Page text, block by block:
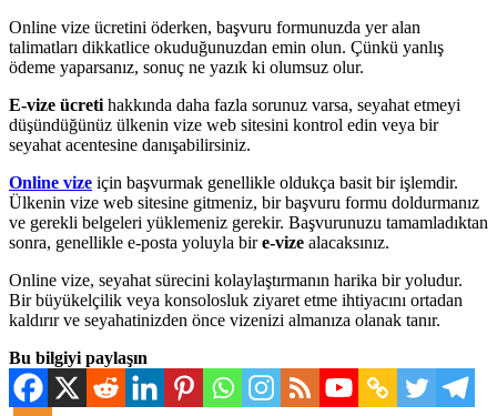
Online vize ücretini öderken, başvuru formunuzda yer alan
talimatları dikkatlice okuduğunuzdan emin olun. Çünkü yanlış
ödeme yaparsanız, sonuç ne yazık ki olumsuz olur.
E-vize ücreti hakkında daha fazla sorunuz varsa, seyahat etmeyi
düşündüğünüz ülkenin vize web sitesini kontrol edin veya bir
seyahat acentesine danışabilirsiniz.
Online vize için başvurmak genellikle oldukça basit bir işlemdir.
Ülkenin vize web sitesine gitmeniz, bir başvuru formu doldurmanız
ve gerekli belgeleri yüklemeniz gerekir. Başvurunuzu tamamladıktan
sonra, genellikle e-posta yoluyla bire-vize alacaksınız.
Online vize, seyahat sürecini kolaylaştırmanın harika bir yoludur.
Bir büyükelçilik veya konsolosluk ziyaret etme ihtiyacını ortadan
kaldırır ve seyahatinizden önce vizenizi almanıza olanak tanır.
Bu bilgiyi paylaşın